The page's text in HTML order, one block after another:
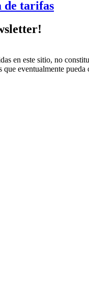
de tarifas
en este sitio, no
eventualmente